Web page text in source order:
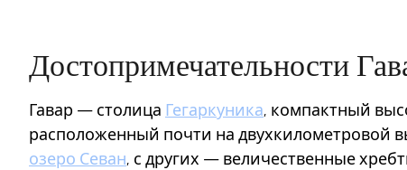
Достопримечательности
Гавар — столица Гегаркуника, компактный
расположенный почти на двухкилометровой
озеро Севан, с других — величественные